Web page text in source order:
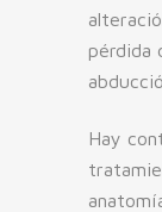
pérdida
Hay